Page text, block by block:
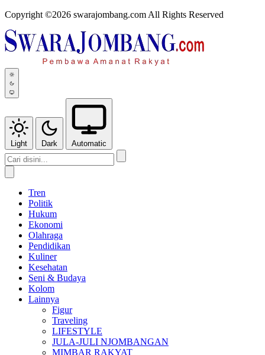
Copyright ©2026 swarajombang.com All Rights Reserved
Light Dark Automatic
Tren
Politik
Hukum
Ekonomi
Olahraga
Pendidikan
Kuliner
Kesehatan
Seni & Budaya
Kolom
Lainnya
Figur
Traveling
LIFESTYLE
JULA-JULI NJOMBANGAN
MIMBAR RAKYAT